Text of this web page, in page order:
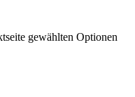
gewählten Optionen